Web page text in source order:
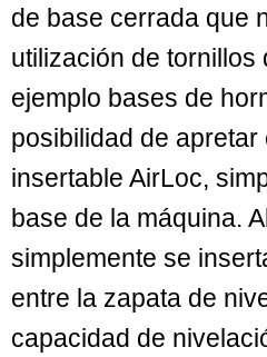
de base cerrada que
utilización de tornillos
ejemplo bases de
posibilidad de
insertable AirLoc,
base de la máquina.
simplemente se
entre la zapata de
capacidad de